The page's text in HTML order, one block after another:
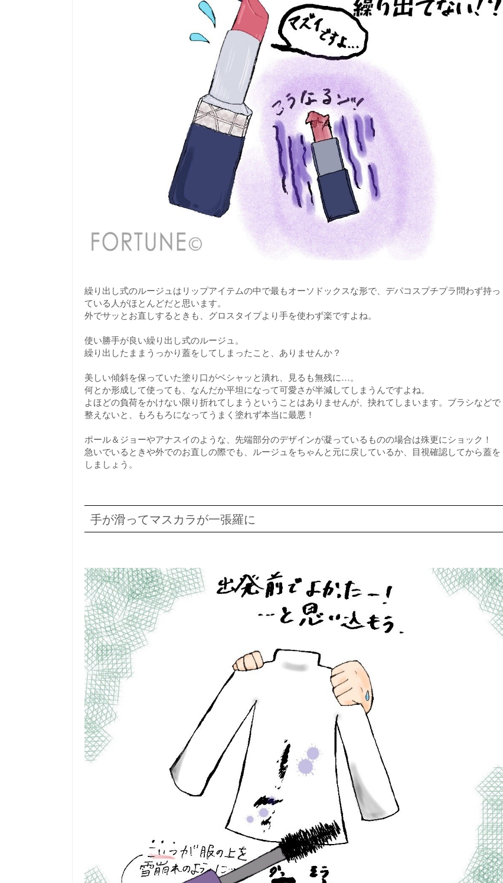
繰り出し式のルージュはリップアイテムの中で最もオーソドックスな形で、デパコスプチプラ問わず持っ
ている人がほとんどだと思います。
外でサッとお直しするときも、グロスタイプより手を使わず楽ですよね。
使い勝手が良い繰り出し式のルージュ。
繰り出したままうっかり蓋をしてしまったこと、ありませんか？
美しい傾斜を保っていた塗り口がベシャッと潰れ、見るも無残に…。
何とか形成して使っても、なんだか平坦になって可愛さが半減してしまうんですよね。
よほどの負荷をかけない限り折れてしまうということはありませんが、抉れてしまいます。ブラシなどで
整えないと、もろもろになってうまく塗れず本当に最悪！
ポール＆ジョーやアナスイのような、先端部分のデザインが凝っているものの場合は殊更にショック！
急いでいるときや外でのお直しの際でも、ルージュをちゃんと元に戻しているか、目視確認してから蓋を
しましょう。
手が滑ってマスカラが一張羅に